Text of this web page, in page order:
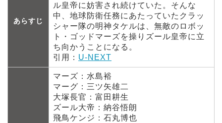
あらすじ
ル皇帝に妨害され続けていた。そんな
中、地球防衛任務にあたっていたクラッ
シャー隊の明神タケルは、無敵のロボッ
ト・ゴッドマーズを操りズール皇帝に立
ち向かうことになる。
引用： U-NEXT
マーズ：水島裕
マーグ：三ツ矢雄二
大塚長官：富田耕生
ズール大帝：納谷悟朗
飛鳥ケンジ：石丸博也